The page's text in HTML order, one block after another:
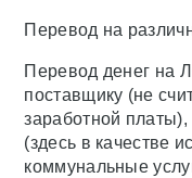
Перевод на
Перевод денег на
поставщику (не
заработной платы),
(здесь в качестве
коммунальные